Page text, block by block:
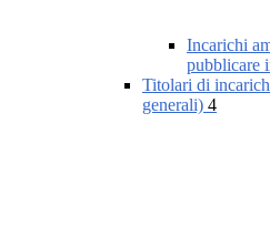
Incarichi
pubblicare
Titolari di
generali) 4